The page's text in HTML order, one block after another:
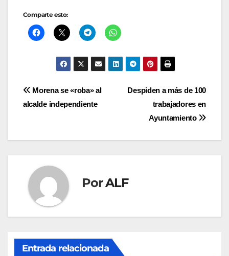
Comparte esto:
Navegación
entradas
Despiden a más de 100
trabajadores en
Ayuntamiento
Morena se «roba» al
alcalde independiente
PorALF
Entrada relacionada